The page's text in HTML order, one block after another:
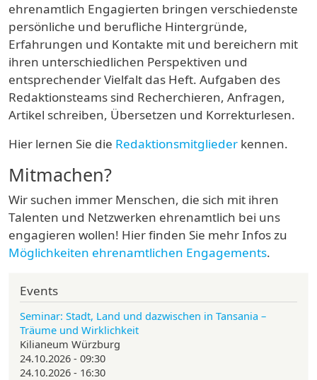
ehrenamtlich Engagierten bringen verschiedenste
persönliche und berufliche Hintergründe,
Erfahrungen und Kontakte mit und bereichern mit
ihren unterschiedlichen Perspektiven und
entsprechender Vielfalt das Heft. Aufgaben des
Redaktionsteams sind Recherchieren, Anfragen,
Artikel schreiben, Übersetzen und Korrekturlesen.
Hier lernen Sie die Redaktionsmitglieder kennen.
Mitmachen?
Wir suchen immer Menschen, die sich mit ihren
Talenten und Netzwerken ehrenamtlich bei uns
engagieren wollen! Hier finden Sie mehr Infos zu
Möglichkeiten ehrenamtlichen Engagements.
Events
Seminar: Stadt, Land und dazwischen in Tansania –
Träume und Wirklichkeit
Kilianeum Würzburg
24.10.2026 - 09:30
24.10.2026 - 16:30